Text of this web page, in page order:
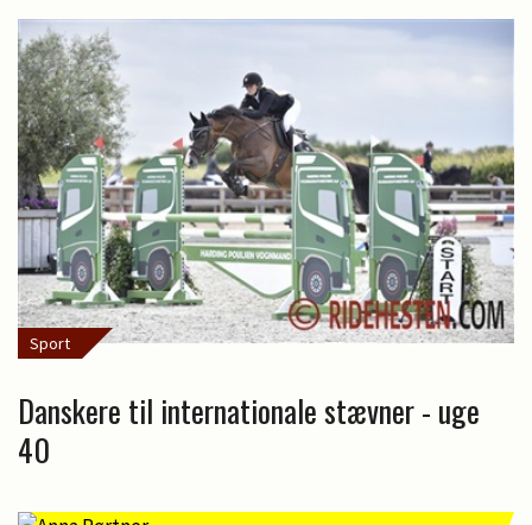
Sport
Danskere til internationale stævner - uge
40